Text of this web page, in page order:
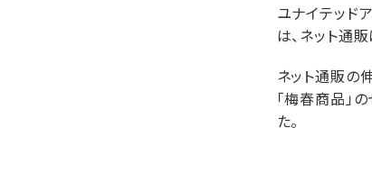
ユナイテッド
は、ネット通
ネット通販の
「梅春商品」
た。